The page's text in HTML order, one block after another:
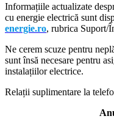
Informațiile actualizate
cu energie electrică sunt
energie.ro, rubrica Suport/
Ne cerem scuze pentru
sunt însă necesare pentru
instalațiilor electrice.
Relații suplimentare la tel